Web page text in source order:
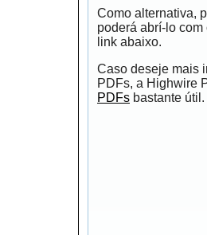
Como alternativa,
poderá abrí-lo
link abaixo.
Caso deseje mais
PDFs, a Highwire
PDFs bastante útil.